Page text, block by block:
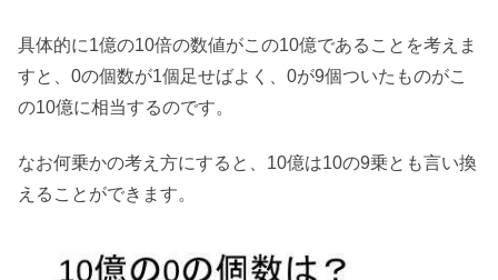
具体的に1億の10倍の数値がこの10億であることを考えま
すと、0の個数が1個足せばよく、0が9個ついたものがこ
の10億に相当するのです。
なお何乗かの考え方にすると、10億は10の9乗とも言い換
えることができます。